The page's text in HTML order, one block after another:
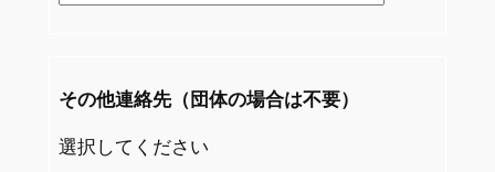
その他連絡先（団体の場合は不要）
選択してください